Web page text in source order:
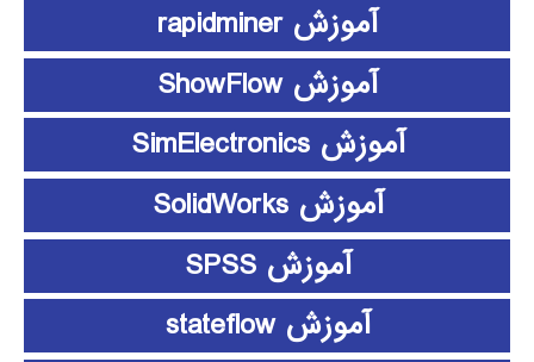
آموزش rapidminer
آموزش ShowFlow
آموزش SimElectronics
آموزش SolidWorks
آموزش SPSS
آموزش stateflow